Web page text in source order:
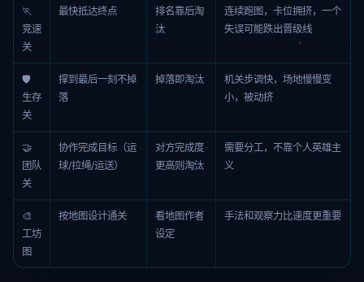
🏃
竞速
关
最快抵达终点
排名靠后淘
汰
连续跑图，卡位拥挤，一个
失误可能跌出晋级线
🛡️
生存
关
撑到最后一刻不掉
落
掉落即淘汰
机关步调快，场地慢慢变
小，被动挤
🤝
团队
关
协作完成目标（运
球/拉绳/运送）
对方完成度
更高则淘汰
需要分工，不靠个人英雄主
义
🎨
工坊
图
按地图设计通关
看地图作者
设定
手法和观察力比速度更重要